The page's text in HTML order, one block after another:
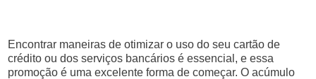
Encontrar maneiras de otimizar o uso do seu cartão de
crédito ou dos serviços bancários é essencial, e essa
promoção é uma excelente forma de começar. O acúmulo